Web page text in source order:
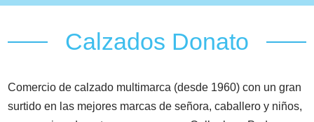
Calzados Donato
Comercio de calzado multimarca (desde 1960) con un gran
surtido en las mejores marcas de señora, caballero y niños,